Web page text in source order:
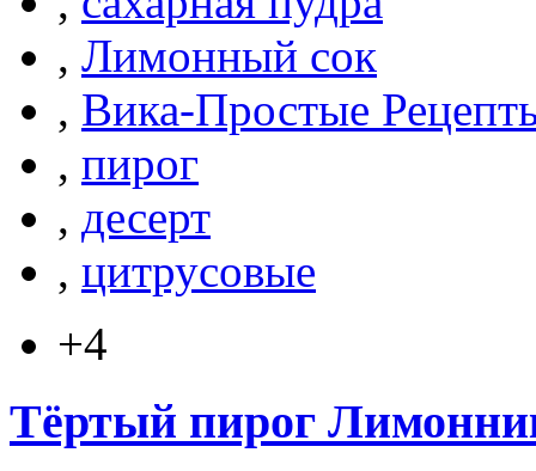
, Лимонный сок
, Вика-Простые
, пирог
, десерт
, цитрусовые
+4
Тёртый пирог